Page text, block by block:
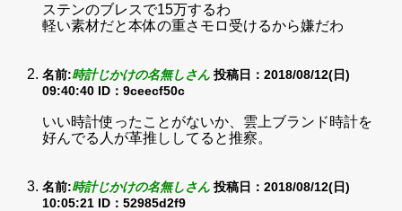
ステンのブレスで15万するわ
軽い素材だと本体の重さモロ受けるから嫌だわ
名前:時計じかけの名無しさん 投稿日：2018/08/12(日)
09:40:40 ID：9ceecf50c
いい時計使ったことがないか、雲上ブランド時計を
好んでる人が革推ししてると推察。
名前:時計じかけの名無しさん 投稿日：2018/08/12(日)
10:05:21 ID：52985d2f9